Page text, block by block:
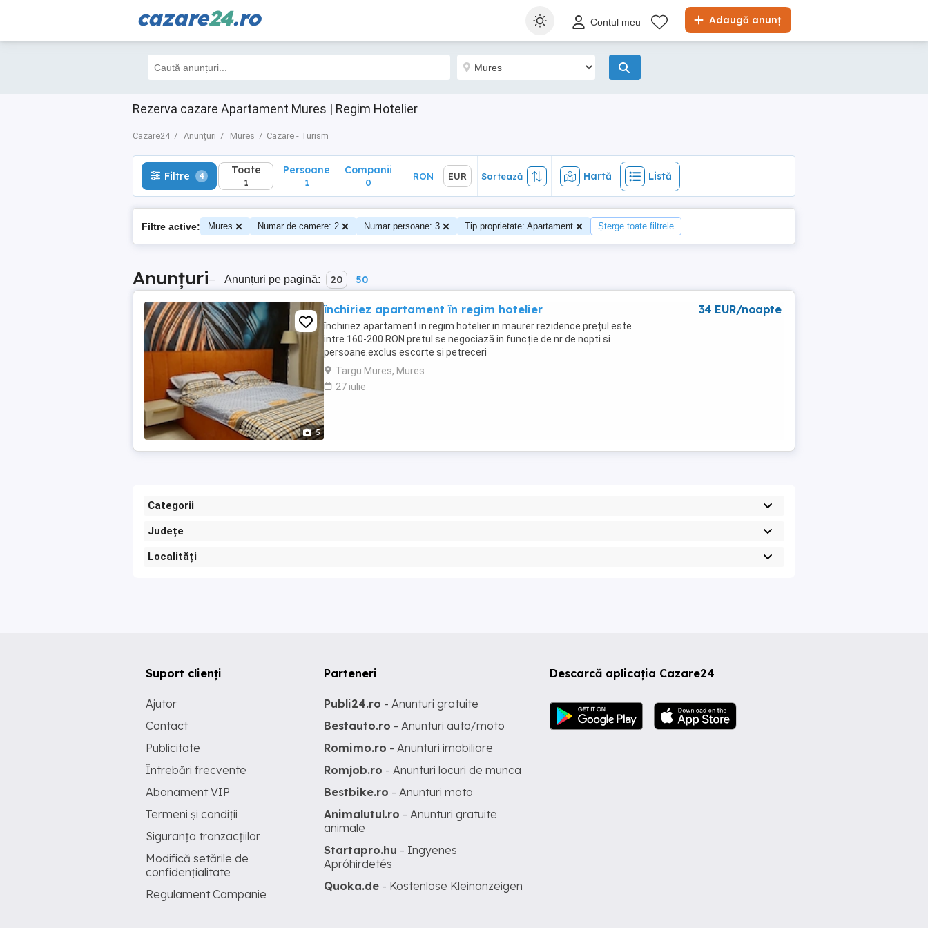
cazare24.ro Adaugă anunț
Contul meu
Rezerva cazare Apartament Mures | Regim Hotelier
Cazare24 Anunțuri Mures Cazare - Turism
Filtre 4 Toate
1
Hartă Listă
Filtre 4 Toate
1
Persoane
1
Companii
0
RON EUR Sortează Hartă Listă
Filtre active: Mures Numar de camere: 2 Numar persoane: 3 Tip proprietate: Apartament Șterge toate filtrele
Anunțuri– Anunțuri pe pagină: 20 50
5
închiriez apartament în regim hotelier
închiriez apartament in regim hotelier in maurer rezidence.prețul este
intre 160-200 RON.pretul se negociază in funcție de nr de nopti si
persoane.exclus escorte si petreceri
Targu Mures, Mures
27 iulie
34 EUR/noapte
Categorii
Județe
Localități
Descarcă aplicația Cazare24
Suport clienți
Ajutor
Contact
Publicitate
Întrebări frecvente
Abonament VIP
Termeni și condiții
Siguranța tranzacțiilor
Modifică setările de
confidențialitate
Regulament Campanie
Parteneri
Publi24.ro - Anunturi gratuite
Bestauto.ro - Anunturi auto/moto
Romimo.ro - Anunturi imobiliare
Romjob.ro - Anunturi locuri de munca
Bestbike.ro - Anunturi moto
Animalutul.ro - Anunturi gratuite
animale
Startapro.hu - Ingyenes
Apróhirdetés
Quoka.de - Kostenlose Kleinanzeigen